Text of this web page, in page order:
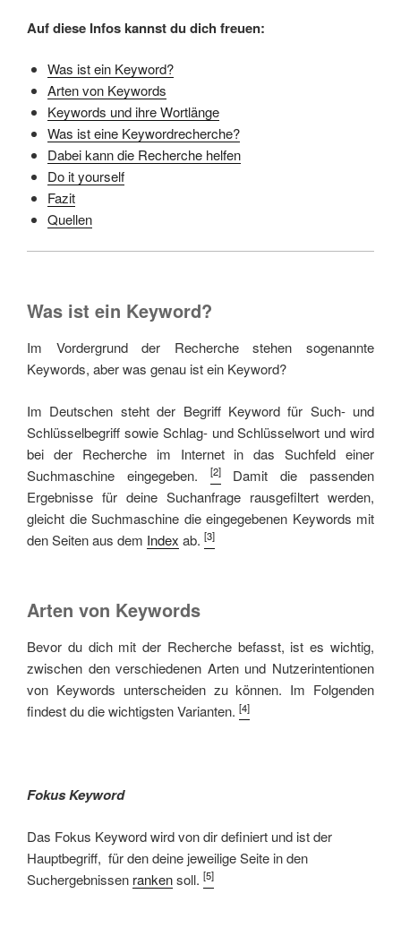
Auf diese Infos kannst du dich freuen:
Was ist ein Keyword?
Arten von Keywords
Keywords und ihre Wortlänge
Was ist eine Keywordrecherche?
Dabei kann die Recherche helfen
Do it yourself
Fazit
Quellen
Was ist ein Keyword?
Im Vordergrund der Recherche stehen sogenannte
Keywords, aber was genau ist ein Keyword?
Im Deutschen steht der Begriff Keyword für Such- und
Schlüsselbegriff sowie Schlag- und Schlüsselwort und wird
bei der Recherche im Internet in das Suchfeld einer
Suchmaschine eingegeben.
[2]Damit die passenden
Ergebnisse für deine Suchanfrage rausgefiltert werden,
gleicht die Suchmaschine die eingegebenen Keywords mit
den Seiten aus dem Index ab. [3]
Arten von Keywords
Bevor du dich mit der Recherche befasst, ist es wichtig,
zwischen den verschiedenen Arten und Nutzerintentionen
von Keywords unterscheiden zu können. Im Folgenden
findest du die wichtigsten Varianten. [4]
Fokus Keyword
Das Fokus Keyword wird von dir definiert und ist der
Hauptbegriff, für den deine jeweilige Seite in den
Suchergebnissen rankensoll. [5]